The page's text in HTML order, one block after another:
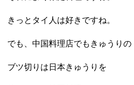
きっとタイ人は好きですね。
でも、中国料理店でもきゅうりの
ブツ切りは日本きゅうりを